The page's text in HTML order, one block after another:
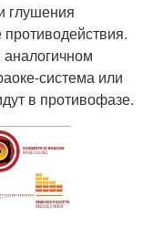
глушения
противодействия.
аналогичном
система или
в противофазе.